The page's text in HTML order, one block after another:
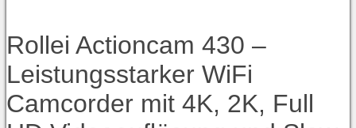
Rollei Actioncam 430 –
Leistungsstarker WiFi
Camcorder mit 4K, 2K, Full